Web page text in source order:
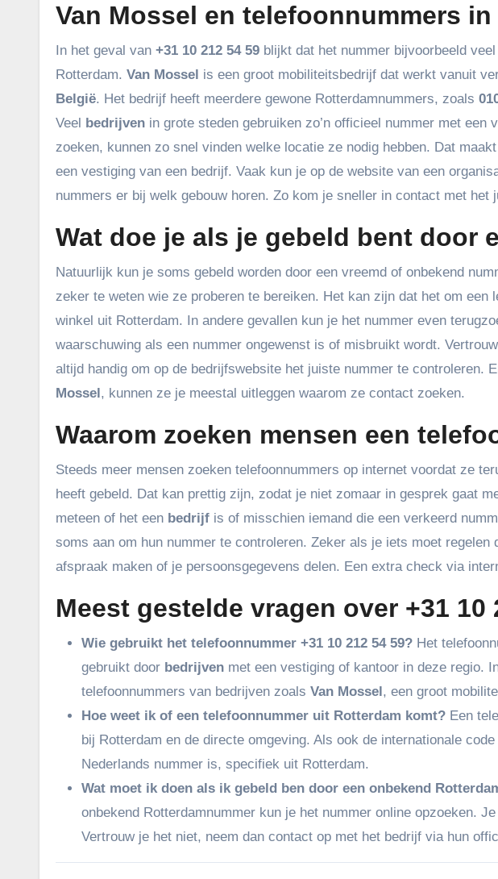
Van Mossel en telefoonnummers
In het geval van +31 10 212 54 59 blijkt dat het nummer bijvoorbeeld
Rotterdam. Van Mossel is een groot mobiliteitsbedrijf dat werkt vanuit
België. Het bedrijf heeft meerdere gewone Rotterdamnummers, zoals
Veel bedrijven in grote steden gebruiken zo’n officieel nummer met een
zoeken, kunnen zo snel vinden welke locatie ze nodig hebben. Dat
een vestiging van een bedrijf. Vaak kun je op de website van een
nummers er bij welk gebouw horen. Zo kom je sneller in contact met het
Wat doe je als je gebeld bent door
Natuurlijk kun je soms gebeld worden door een vreemd of onbekend
zeker te weten wie ze proberen te bereiken. Het kan zijn dat het om een
winkel uit Rotterdam. In andere gevallen kun je het nummer even
waarschuwing als een nummer ongewenst is of misbruikt wordt.
altijd handig om op de bedrijfswebsite het juiste nummer te controleren.
Mossel, kunnen ze je meestal uitleggen waarom ze contact zoeken.
Waarom zoeken mensen een
Steeds meer mensen zoeken telefoonnummers op internet voordat ze
heeft gebeld. Dat kan prettig zijn, zodat je niet zomaar in gesprek gaat
meteen of het een bedrijf is of misschien iemand die een verkeerd
soms aan om hun nummer te controleren. Zeker als je iets moet regelen
afspraak maken of je persoonsgegevens delen. Een extra check via
Meest gestelde vragen over +31 10
Wie gebruikt het telefoonnummer +31 10 212 54 59? Het
gebruikt door bedrijven met een vestiging of kantoor in deze regio.
telefoonnummers van bedrijven zoals Van Mossel, een groot
Hoe weet ik of een telefoonnummer uit Rotterdam komt? Een
bij Rotterdam en de directe omgeving. Als ook de internationale code
Nederlands nummer is, specifiek uit Rotterdam.
Wat moet ik doen als ik gebeld ben door een onbekend
onbekend Rotterdamnummer kun je het nummer online opzoeken.
Vertrouw je het niet, neem dan contact op met het bedrijf via hun